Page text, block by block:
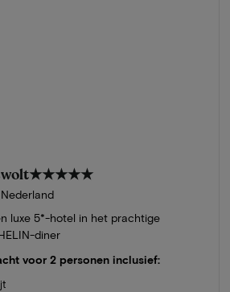
★★★★★
luxe 5*-hotel in het prachtige
diner
voor 2 personen inclusief: